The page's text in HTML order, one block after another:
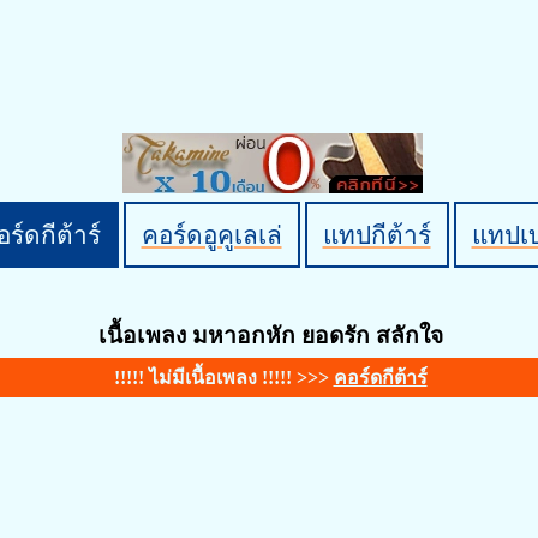
ร์ดกีต้าร์ คอร์ดอูคูเลเล่ แทปกีต้าร์ แทปเ
เนื้อเพลง มหาอกหัก ยอดรัก สลักใจ
!!!!! ไม่มีเนื้อเพลง !!!!! >>> คอร์ดกีต้าร์